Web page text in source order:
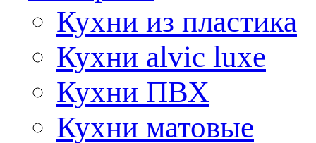
Кухни из пластика
Кухни alvic luxe
Кухни ПВХ
Кухни матовые